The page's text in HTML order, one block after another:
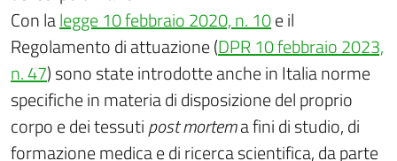
Con lalegge 10 febbraio 2020, n. 10e il
Regolamento di attuazione (DPR 10 febbraio 2023,
n. 47) sono state introdotte anche in Italia norme
specifiche in materia di disposizione del proprio
corpo e dei tessutipost mortema fini di studio, di
formazione medica e di ricerca scientifica, da parte